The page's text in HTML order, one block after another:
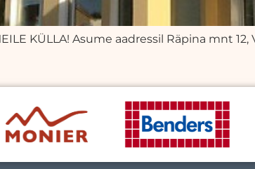
KÜLLA! Asume aadressil Räpina mnt 12,